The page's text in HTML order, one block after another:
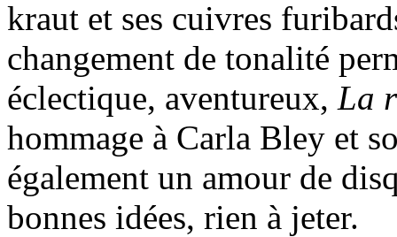
kraut et ses cuivres
changement de tonalité
éclectique, aventureux, La
hommage à Carla Bley et
également un amour de
bonnes idées, rien à jeter.